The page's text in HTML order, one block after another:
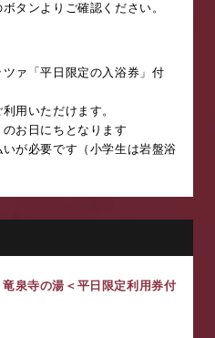
タンよりご確認ください。
ァ「平日限定の入浴券」付
用いただけます。
お日にちとなります
が必要です（小学生は岩盤浴
竜泉寺の湯＜平日限定利用券付